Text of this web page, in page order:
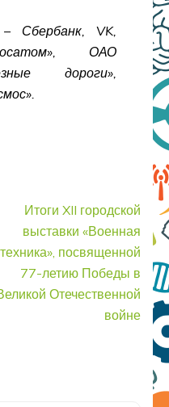
Сбербанк, VK,
ОАО
дороги»,
Итоги XII городской
выставки «Военная
техника», посвященной
77-летию Победы в
Отечественной
войне